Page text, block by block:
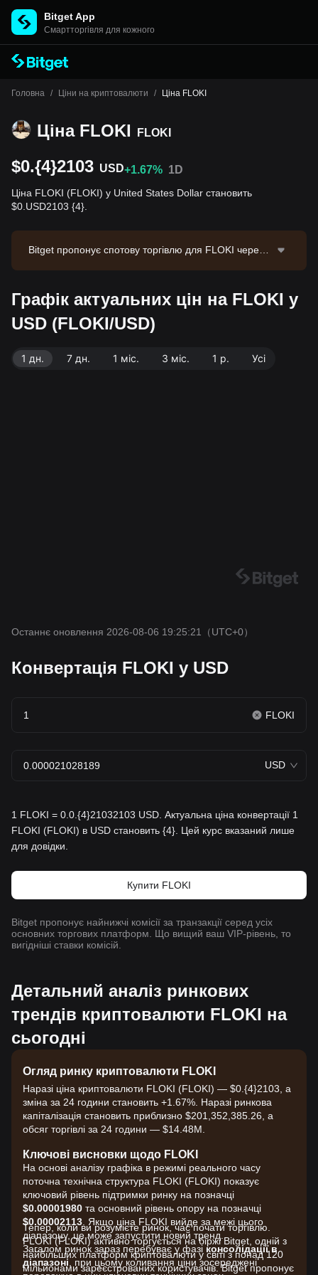
Bitget App
Cмартторгівля для кожного
Головна / Ціни на криптовалюти / Ціна FLOKI
Ціна FLOKI FLOKI
$0.{4}2103 USD+1.67% 1D
Ціна FLOKI (FLOKI) у United States Dollar становить
$0.USD2103 {4}.
Bitget пропонує спотову торгівлю для FLOKI через т
одини $30,629.63. FLOKI має ринкову капіталізацію
$201,352,385.26 та циркулюючу пропозицію 9.58T
FLOKI. Джерело даних: біржа Bitget. Останнє оновл
Графік актуальних цін на FLOKI у
USD (FLOKI/USD)
1 дн. 7 дн. 1 міс. 3 міс. 1 р. Усі
Останнє оновлення 2026-08-06 19:25:21 （UTC+0）
Конвертація FLOKI у USD
FLOKI
USD
1 FLOKI = 0.0.{4}21032103 USD. Актуальна ціна конвертації 1
FLOKI (FLOKI) в USD становить {4}. Цей курс вказаний лише
для довідки.
Купити FLOKI
Bitget пропонує найнижчі комісії за транзакції серед усіх
основних торгових платформ. Що вищий ваш VIP-рівень, то
вигідніші ставки комісій.
Детальний аналіз ринкових
трендів криптовалюти FLOKI на
сьогодні
Огляд ринку криптовалюти FLOKI
Наразі ціна криптовалюти FLOKI (FLOKI) — $0.{​4}2103, а
зміна за 24 години становить +1.67%. Наразі ринкова
капіталізація становить приблизно $201,352,385.26, а
обсяг торгівлі за 24 години — $14.48M.
Ключові висновки щодо FLOKI
На основі аналізу графіка в режимі реального часу
поточна технічна структура FLOKI (FLOKI) показує
ключовий рівень підтримки ринку на позначці
$0.00001980 та основний рівень опору на позначці
$0.00002113 . Якщо ціна FLOKI вийде за межі цього
діапазону, це може запустити новий тренд.
Загалом ринок зараз перебуває у фазі консолідації в
діапазоні , при цьому коливання ціни зосереджені
Тепер, коли ви розумієте ринок, час почати торгівлю.
FLOKI (FLOKI) активно торгується на біржі Bitget, одній з
найбільших платформ криптовалюти у світі з понад 120
мільйонами зареєстрованих користувачів. Bitget пропонує